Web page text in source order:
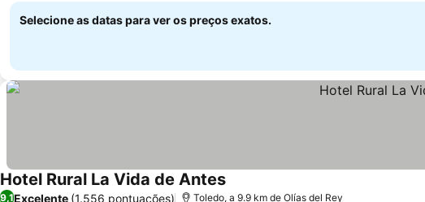
Selecione as datas para ver os preços exatos.
Hotel Rural La Vida de Antes
9,1Excelente (1.556 pontuações) Toledo, a 9.9 km de Olías del Rey